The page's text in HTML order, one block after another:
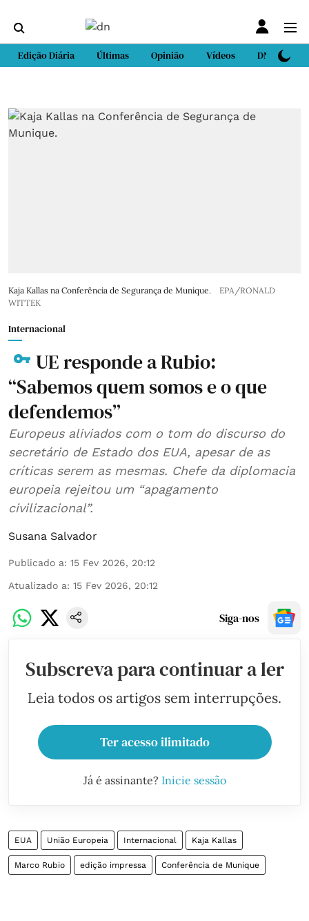
Edição Diária Últimas Opinião Vídeos DN Sport
Kaja Kallas na Conferência de Segurança de Munique.
EPA/RONALD
WITTEK
Internacional
UE responde a Rubio:
“Sabemos quem somos e o que
defendemos”
Europeus aliviados com o tom do discurso do
secretário de Estado dos EUA, apesar de as
críticas serem as mesmas. Chefe da diplomacia
europeia rejeitou um “apagamento
civilizacional”.
Susana Salvador
Publicado a: 15 Fev 2026, 20:12
Atualizado a: 15 Fev 2026, 20:12
Siga-nos
Subscreva para continuar a ler
Leia todos os artigos sem interrupções.
Ter acesso ilimitado
Já é assinante? Inicie sessão
EUA União Europeia Internacional Kaja Kallas
Marco Rubio edição impressa Conferência de Munique